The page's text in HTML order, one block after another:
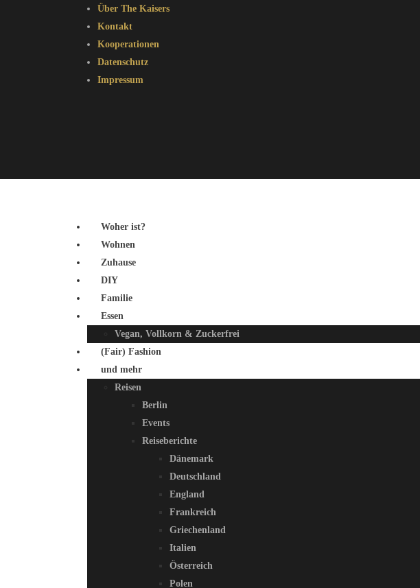
Über The Kaisers
Kontakt
Kooperationen
Datenschutz
Impressum
Woher ist?
Wohnen
Zuhause
DIY
Familie
Essen
Vegan, Vollkorn & Zuckerfrei
(Fair) Fashion
und mehr
Reisen
Berlin
Events
Reiseberichte
Dänemark
Deutschland
England
Frankreich
Griechenland
Italien
Österreich
Polen